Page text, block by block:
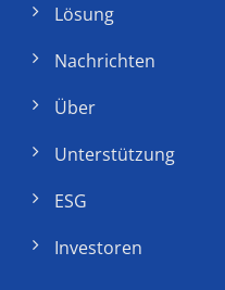
Lösung
Nachrichten
Über
Unterstützung
ESG
Investoren